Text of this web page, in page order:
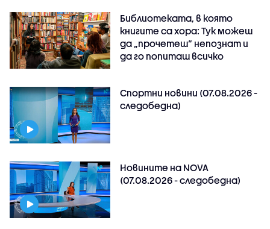
Библиотеката, в която
книгите са хора: Тук можеш
да „прочетеш“ непознат и
да го попиташ всичко
Спортни новини (07.08.2026 -
следобедна)
Новините на NOVA
(07.08.2026 - следобедна)